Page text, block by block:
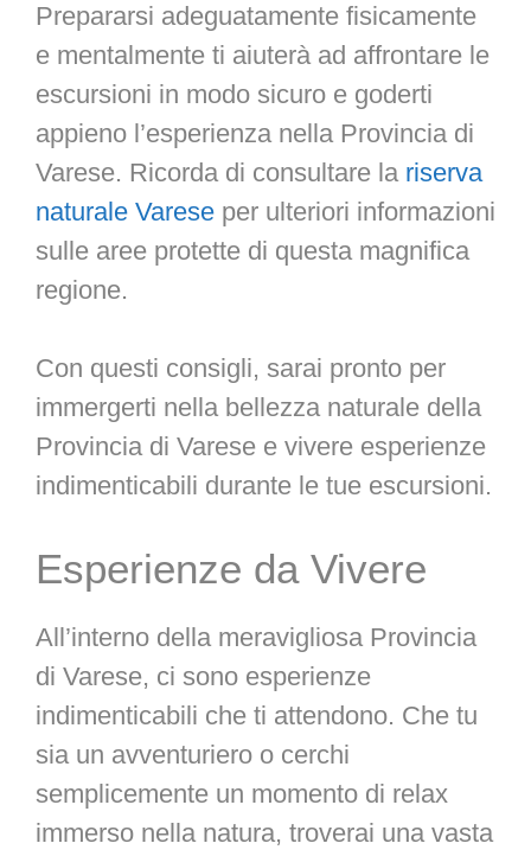
Prepararsi adeguatamente fisicamente
e mentalmente ti aiuterà ad affrontare le
escursioni in modo sicuro e goderti
appieno l’esperienza nella Provincia di
Varese. Ricorda di consultare la riserva
naturale Varese per ulteriori informazioni
sulle aree protette di questa magnifica
regione.
Con questi consigli, sarai pronto per
immergerti nella bellezza naturale della
Provincia di Varese e vivere esperienze
indimenticabili durante le tue escursioni.
Esperienze da Vivere
All’interno della meravigliosa Provincia
di Varese, ci sono esperienze
indimenticabili che ti attendono. Che tu
sia un avventuriero o cerchi
semplicemente un momento di relax
immerso nella natura, troverai una vasta